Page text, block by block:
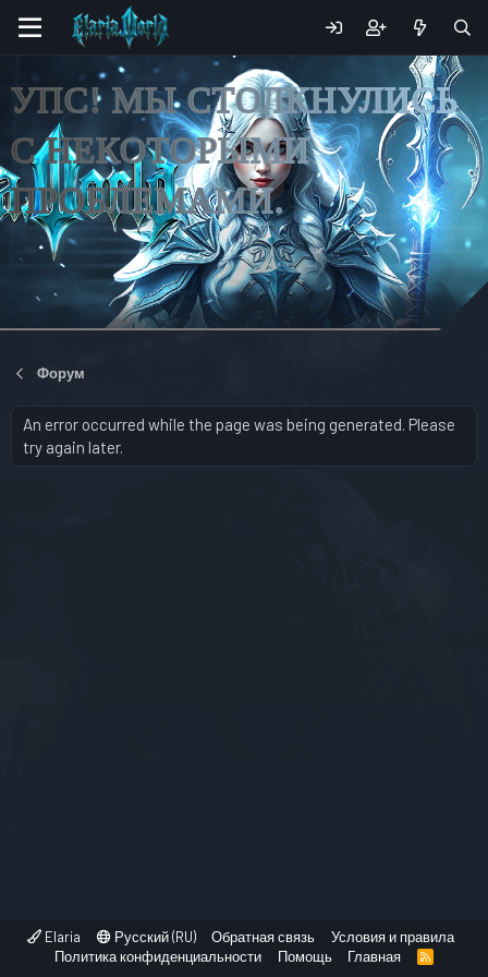
УПС! МЫ СТОЛКНУЛИСЬ
С НЕКОТОРЫМИ
ПРОБЛЕМАМИ.
Форум
An error occurred while the page was being generated. Please
try again later.
Elaria Русский (RU) Обратная связь
Условия и правила
Политика конфиденциальности
Помощь Главная
R